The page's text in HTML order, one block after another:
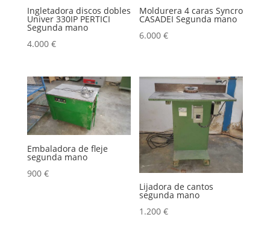
Ingletadora discos dobles
Univer 330IP PERTICI
Segunda mano
4.000 €
Moldurera 4 caras Syncro
CASADEI Segunda mano
6.000€
Embaladora de fleje
segunda mano
900 €
Lijadora de cantos
segunda mano
1.200€